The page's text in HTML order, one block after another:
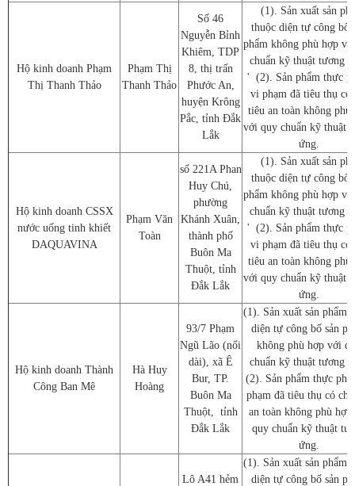
Hộ kinh doanh Phạm
Thị Thanh Thảo
Phạm Thị
Thanh Thảo
Số 46
Nguyễn Bỉnh
Khiêm, TDP
8, thị trấn
Phước An,
huyện Krông
Pắc, tỉnh Đắk
Lắk
(1). Sản xuất sản
thuộc diện tự công bố
phẩm không phù hợp
chuẩn kỹ thuật tương
' (2). Sản phẩm thực
vi phạm đã tiêu thụ có
tiêu an toàn không phù
với quy chuẩn kỹ thuật
ứng.
Hộ kinh doanh CSSX
nước uống tinh khiết
DAQUAVINA
Phạm Văn
Toàn
số 221A Phan
Huy Chú,
phường
Khánh Xuân,
thành phố
Buôn Ma
Thuột, tỉnh
Đắk Lắk
(1). Sản xuất sản
thuộc diện tự công bố
phẩm không phù hợp
chuẩn kỹ thuật tương
' (2). Sản phẩm thực
vi phạm đã tiêu thụ có
tiêu an toàn không phù
với quy chuẩn kỹ thuật
ứng.
Hộ kinh doanh Thành
Công Ban Mê
Hà Huy
Hoàng
93/7 Phạm
Ngũ Lão (nối
dài), xã Ê
Bur, TP.
Buôn Ma
Thuột, tỉnh
Đắk Lắk
(1). Sản xuất sản phẩm
diện tự công bố sản
không phù hợp với
chuẩn kỹ thuật tương
(2). Sản phẩm thực
phạm đã tiêu thụ có chỉ
an toàn không phù
quy chuẩn kỹ thuật
ứng.
Lô A41 hẻm
(1). Sản xuất sản phẩm
diện tự công bố sản